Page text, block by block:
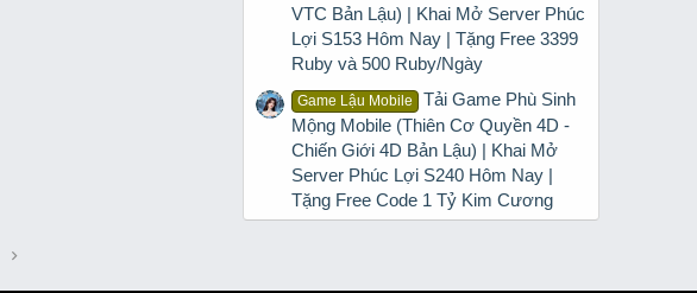
VTC Bản Lậu) | Khai Mở Server Phúc
Lợi S153 Hôm Nay | Tặng Free 3399
Ruby và 500 Ruby/Ngày
Game Lậu Mobile
Tải Game Phù Sinh
Mộng Mobile (Thiên Cơ Quyền 4D -
Chiến Giới 4D Bản Lậu) | Khai Mở
Server Phúc Lợi S240 Hôm Nay |
Tặng Free Code 1 Tỷ Kim Cương